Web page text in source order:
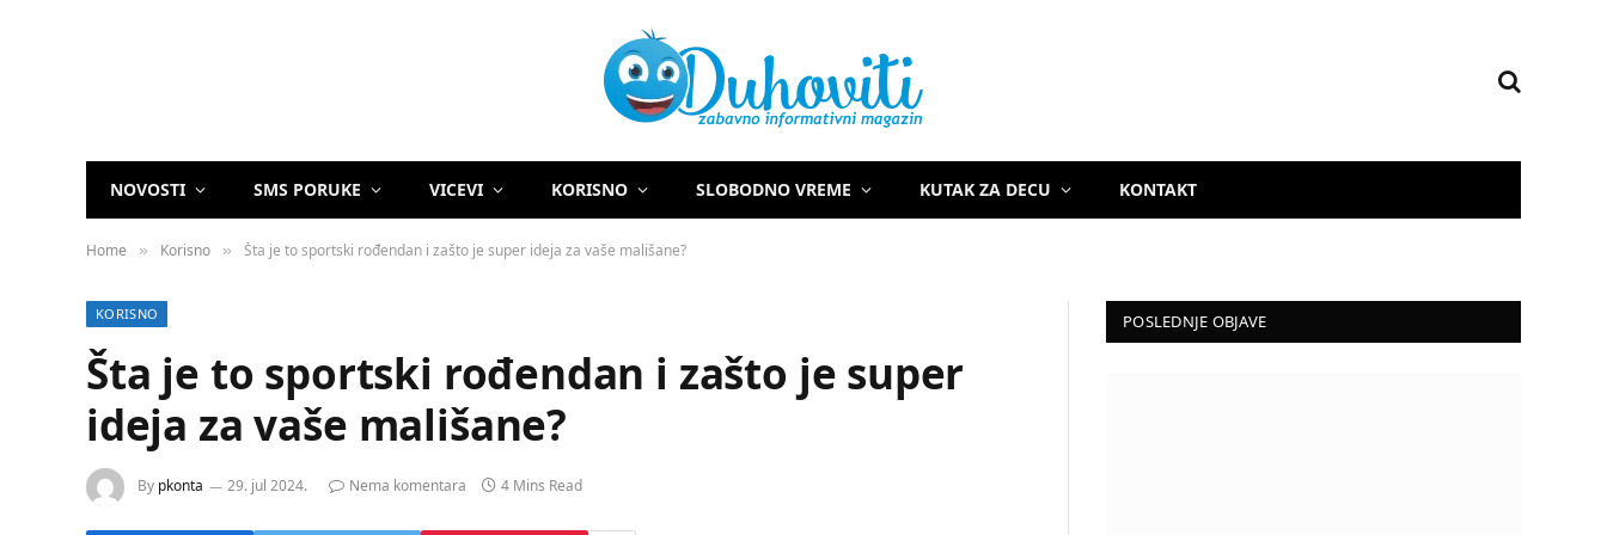
NOVOSTI SMS PORUKE VICEVI KORISNO SLOBODNO VREME KUTAK ZA DECU KONTAKT
Home » Korisno » Šta je to sportski rođendan i zašto je super ideja za vaše mališane?
KORISNO
Šta je to sportski rođendan i zašto je super
ideja za vaše mališane?
By pkonta 29. jul 2024. Nema komentara 4 Mins Read
POSLEDNJE OBJAVE